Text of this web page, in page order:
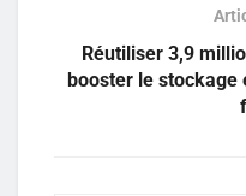
Réutiliser 3,9
booster le stockage